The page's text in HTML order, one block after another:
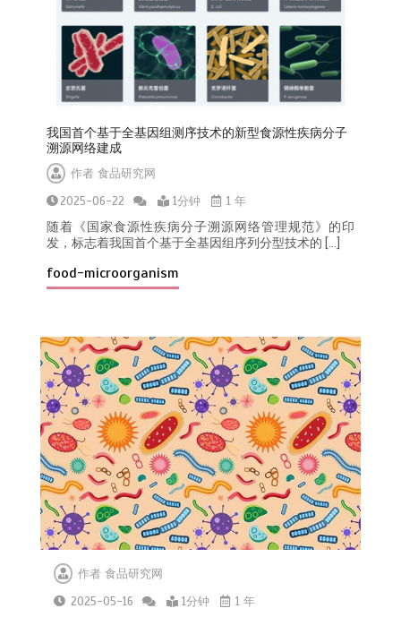
我国首个基于全基因组测序技术的新型食源性疾病分子
溯源网络建成
作者食品研究网
2025-06-22
1分钟
1 年
随着《国家食源性疾病分子溯源网络管理规范》的印
发，标志着我国首个基于全基因组序列分型技术的 […]
food-microorganism
作者食品研究网
2025-05-16
1分钟 1 年